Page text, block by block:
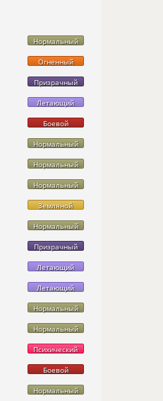
Нормальный
Огненный
Призрачный
Летающий
Боевой
Нормальный
Нормальный
Нормальный
Земляной
Нормальный
Призрачный
Летающий
Летающий
Нормальный
Нормальный
Психический
Боевой
Нормальный